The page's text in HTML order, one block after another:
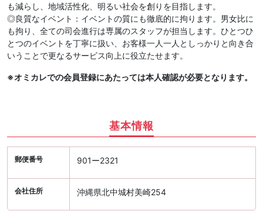
も減らし、地域活性化、明るい社会を創りを目指します。
◎良質なイベント：イベントの質にも徹底的に拘ります。男女比に
も拘り、全ての司会進行は専属のスタッフが担当します。ひとつひ
とつのイベントを丁寧に扱い、お客様一人一人としっかりと向き合
いうことで更なるサービス向上に役立たせます。
※オミカレでの会員登録にあたっては本人確認が必要となります。
基本情報
郵便番号 901ー2321
会社住所 沖縄県北中城村美崎254